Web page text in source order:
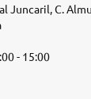
Juncaril, C.
- 15:00